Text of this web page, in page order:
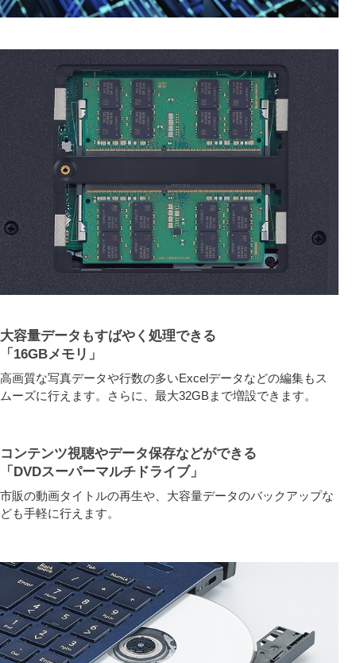
大容量データもすばやく処理できる
「16GBメモリ」
高画質な写真データや行数の多いExcelデータなどの編集もス
ムーズに行えます。さらに、最大32GBまで増設できます。
コンテンツ視聴やデータ保存などができる
「DVDスーパーマルチドライブ」
市販の動画タイトルの再生や、大容量データのバックアップな
ども手軽に行えます。